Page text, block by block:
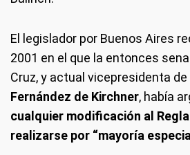
El legislador por Buenos Aires
2001 en el que la entonces
Cruz, y actual vicepresidenta de
Fernández de Kirchner, había
cualquier modificación al
realizarse por “mayoría